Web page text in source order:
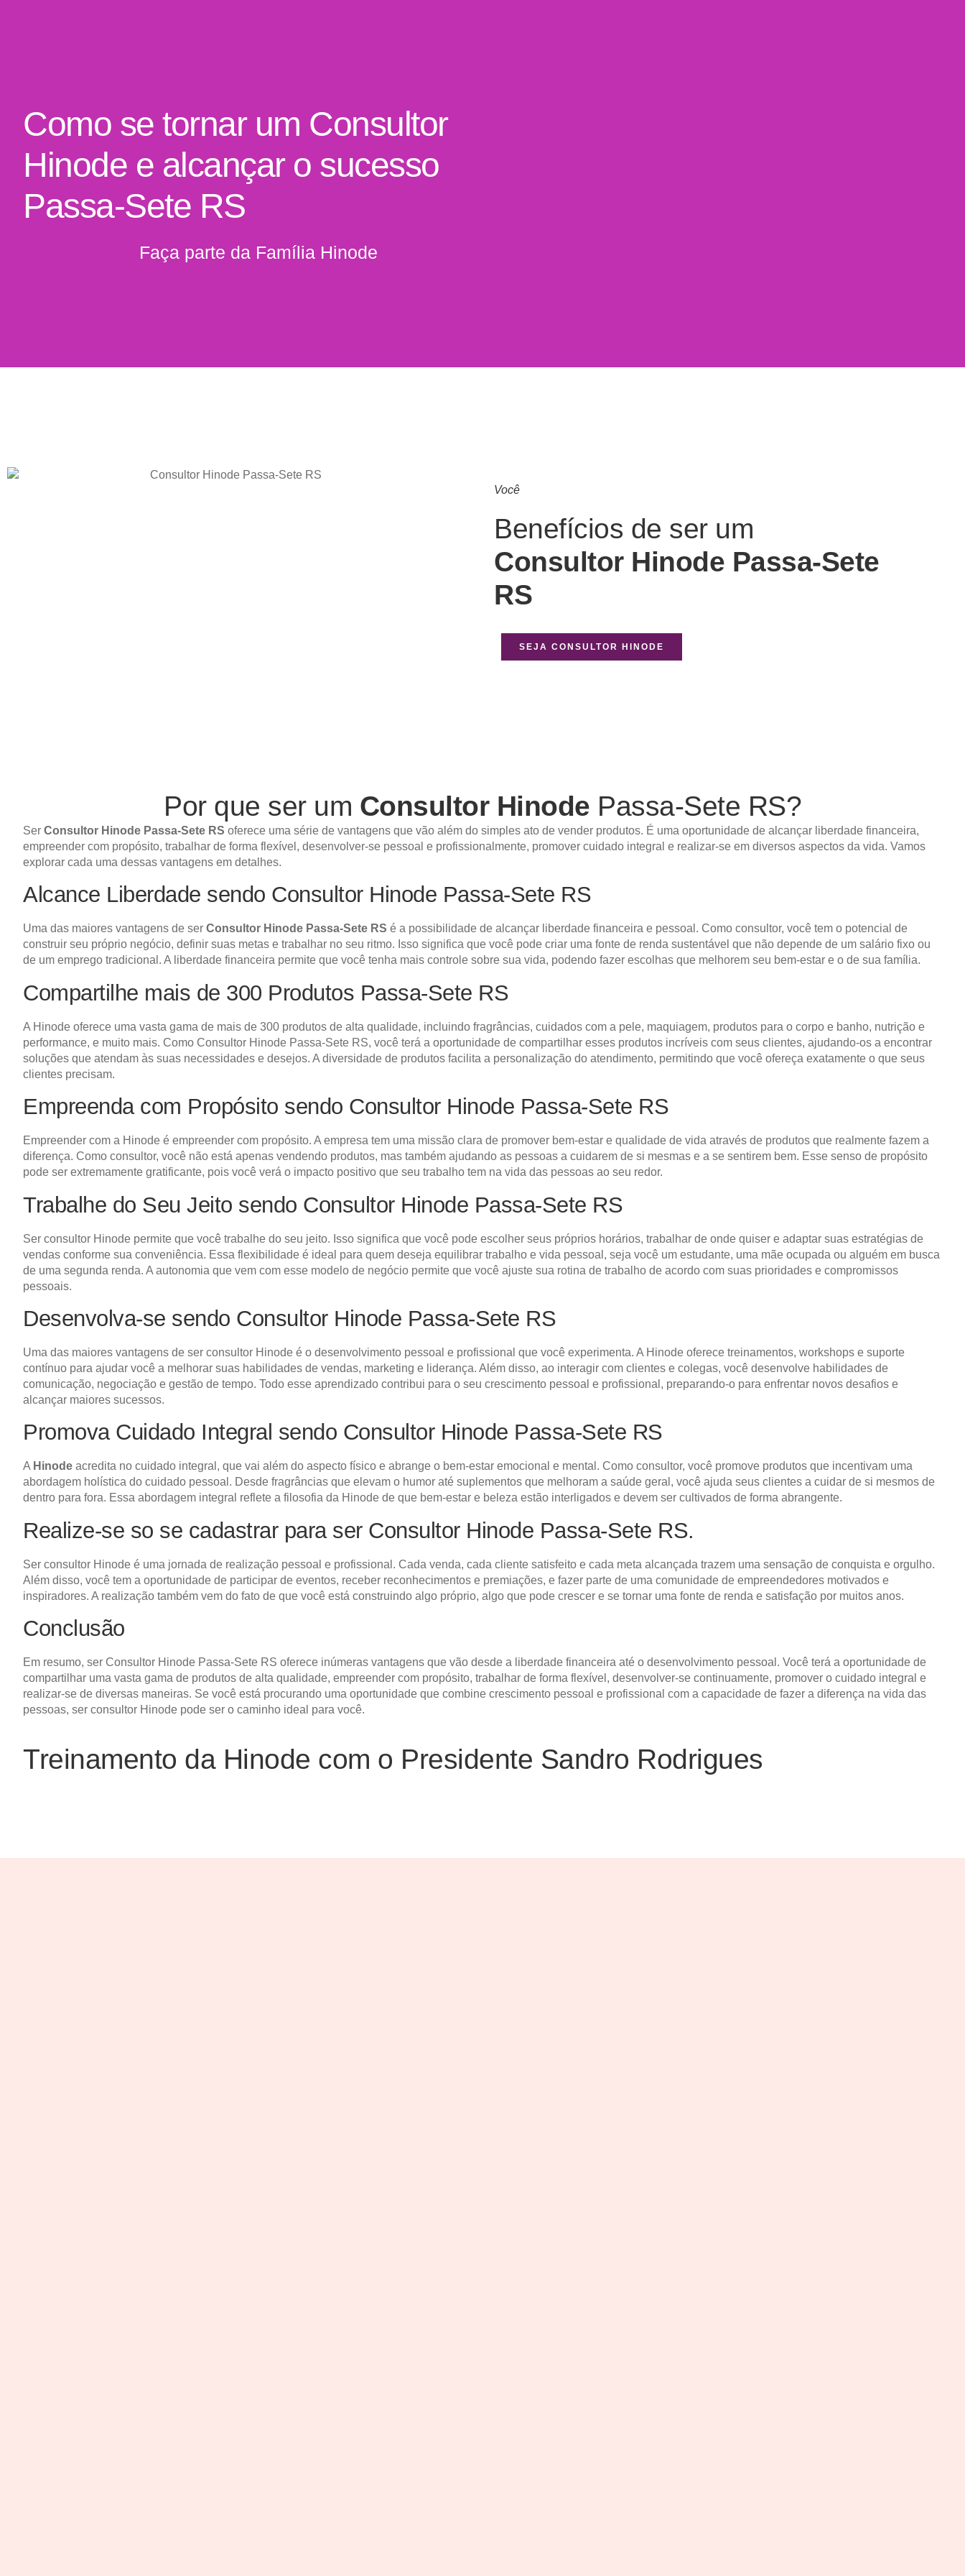
Como se tornar um Consultor
Hinode e alcançar o sucesso
Passa-Sete RS
Faça parte da Família Hinode
Você
Benefícios de ser um
Consultor Hinode Passa-Sete
RS
SEJA CONSULTOR HINODE
Por que ser um Consultor Hinode Passa-Sete RS?
Ser Consultor Hinode Passa-Sete RS oferece uma série de vantagens que vão além do simples ato de vender produtos. É uma oportunidade de alcançar liberdade financeira,
empreender com propósito, trabalhar de forma flexível, desenvolver-se pessoal e profissionalmente, promover cuidado integral e realizar-se em diversos aspectos da vida. Vamos
explorar cada uma dessas vantagens em detalhes.
Alcance Liberdade sendo Consultor Hinode Passa-Sete RS
Uma das maiores vantagens de ser Consultor Hinode Passa-Sete RS é a possibilidade de alcançar liberdade financeira e pessoal. Como consultor, você tem o potencial de
construir seu próprio negócio, definir suas metas e trabalhar no seu ritmo. Isso significa que você pode criar uma fonte de renda sustentável que não depende de um salário fixo ou
de um emprego tradicional. A liberdade financeira permite que você tenha mais controle sobre sua vida, podendo fazer escolhas que melhorem seu bem-estar e o de sua família.
Compartilhe mais de 300 Produtos Passa-Sete RS
A Hinode oferece uma vasta gama de mais de 300 produtos de alta qualidade, incluindo fragrâncias, cuidados com a pele, maquiagem, produtos para o corpo e banho, nutrição e
performance, e muito mais. Como Consultor Hinode Passa-Sete RS, você terá a oportunidade de compartilhar esses produtos incríveis com seus clientes, ajudando-os a encontrar
soluções que atendam às suas necessidades e desejos. A diversidade de produtos facilita a personalização do atendimento, permitindo que você ofereça exatamente o que seus
clientes precisam.
Empreenda com Propósito sendo Consultor Hinode Passa-Sete RS
Empreender com a Hinode é empreender com propósito. A empresa tem uma missão clara de promover bem-estar e qualidade de vida através de produtos que realmente fazem a
diferença. Como consultor, você não está apenas vendendo produtos, mas também ajudando as pessoas a cuidarem de si mesmas e a se sentirem bem. Esse senso de propósito
pode ser extremamente gratificante, pois você verá o impacto positivo que seu trabalho tem na vida das pessoas ao seu redor.
Trabalhe do Seu Jeito sendo Consultor Hinode Passa-Sete RS
Ser consultor Hinode permite que você trabalhe do seu jeito. Isso significa que você pode escolher seus próprios horários, trabalhar de onde quiser e adaptar suas estratégias de
vendas conforme sua conveniência. Essa flexibilidade é ideal para quem deseja equilibrar trabalho e vida pessoal, seja você um estudante, uma mãe ocupada ou alguém em busca
de uma segunda renda. A autonomia que vem com esse modelo de negócio permite que você ajuste sua rotina de trabalho de acordo com suas prioridades e compromissos
pessoais.
Desenvolva-se sendo Consultor Hinode Passa-Sete RS
Uma das maiores vantagens de ser consultor Hinode é o desenvolvimento pessoal e profissional que você experimenta. A Hinode oferece treinamentos, workshops e suporte
contínuo para ajudar você a melhorar suas habilidades de vendas, marketing e liderança. Além disso, ao interagir com clientes e colegas, você desenvolve habilidades de
comunicação, negociação e gestão de tempo. Todo esse aprendizado contribui para o seu crescimento pessoal e profissional, preparando-o para enfrentar novos desafios e
alcançar maiores sucessos.
Promova Cuidado Integral sendo Consultor Hinode Passa-Sete RS
A Hinode acredita no cuidado integral, que vai além do aspecto físico e abrange o bem-estar emocional e mental. Como consultor, você promove produtos que incentivam uma
abordagem holística do cuidado pessoal. Desde fragrâncias que elevam o humor até suplementos que melhoram a saúde geral, você ajuda seus clientes a cuidar de si mesmos de
dentro para fora. Essa abordagem integral reflete a filosofia da Hinode de que bem-estar e beleza estão interligados e devem ser cultivados de forma abrangente.
Realize-se so se cadastrar para ser Consultor Hinode Passa-Sete RS.
Ser consultor Hinode é uma jornada de realização pessoal e profissional. Cada venda, cada cliente satisfeito e cada meta alcançada trazem uma sensação de conquista e orgulho.
Além disso, você tem a oportunidade de participar de eventos, receber reconhecimentos e premiações, e fazer parte de uma comunidade de empreendedores motivados e
inspiradores. A realização também vem do fato de que você está construindo algo próprio, algo que pode crescer e se tornar uma fonte de renda e satisfação por muitos anos.
Conclusão
Em resumo, ser Consultor Hinode Passa-Sete RS oferece inúmeras vantagens que vão desde a liberdade financeira até o desenvolvimento pessoal. Você terá a oportunidade de
compartilhar uma vasta gama de produtos de alta qualidade, empreender com propósito, trabalhar de forma flexível, desenvolver-se continuamente, promover o cuidado integral e
realizar-se de diversas maneiras. Se você está procurando uma oportunidade que combine crescimento pessoal e profissional com a capacidade de fazer a diferença na vida das
pessoas, ser consultor Hinode pode ser o caminho ideal para você.
Treinamento da Hinode com o Presidente Sandro Rodrigues